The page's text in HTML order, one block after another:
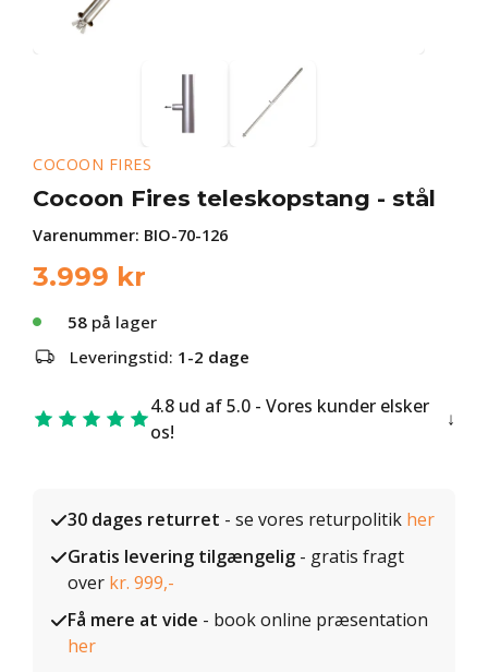
COCOON FIRES
Cocoon Fires teleskopstang - stål
Varenummer: BIO-70-126
3.999 kr
58 på lager
Leveringstid: 1-2 dage
4.8 ud af 5.0 - Vores kunder elsker
os!
30 dages returret - se vores returpolitik her
Gratis levering tilgængelig - gratis fragt
over kr. 999,-
Få mere at vide - book online præsentation
her